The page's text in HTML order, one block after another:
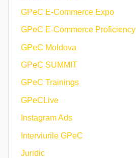
GPeC E-Commerce Expo
GPeC E-Commerce Proficiency
GPeC Moldova
GPeC SUMMIT
GPeC Trainings
GPeCLive
Instagram Ads
Interviurile GPeC
Juridic